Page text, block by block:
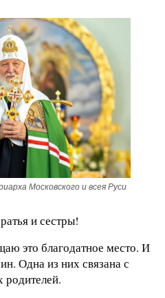
Московского и всея Руси
и сестры!
это благодатное место. И
Одна из них связана с